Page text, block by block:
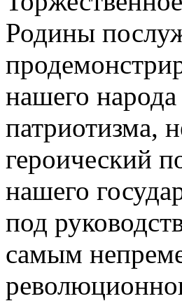
Родины
нашего
патриотизма,
героический
нашего
под
самым